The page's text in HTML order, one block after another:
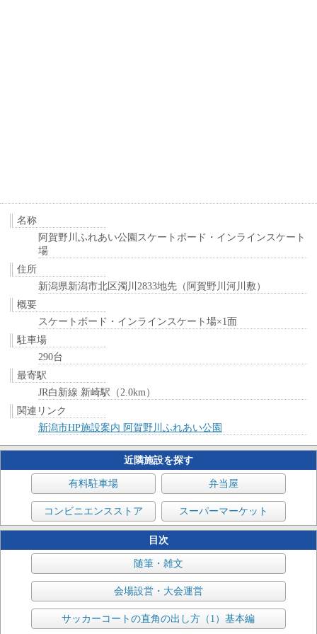
名称
阿賀野川ふれあい公園スケートボード・インラインスケート
場
住所
新潟県新潟市北区濁川2833地先（阿賀野川河川敷）
概要
スケートボード・インラインスケート場×1面
駐車場
290台
最寄駅
JR白新線 新崎駅（2.0km）
関連リンク
新潟市HP施設案内 阿賀野川ふれあい公園
近隣施設を探す
有料駐車場 弁当屋
コンビニエンスストア スーパーマーケット
目次
随筆・雑文
会場設営・大会運営
サッカーコートの直角の出し方（1）基本編